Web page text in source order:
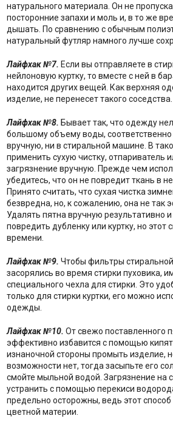
натурального материала. Он не
посторонние запахи и моль и, в то же
дышать. По сравнению с обычным
натуральный футляр намного лучше
Лайфхак №7. Если вы отправляете в
нейлоновую куртку, то вместе с ней в
находится других вещей. Как верхняя
изделие, не перенесет такого соседства.
Лайфхак №8. Бывает так, что одежду
большому объему воды, соответственно
вручную, ни в стиральной машине. В
применить сухую чистку, отпариватель
загрязнение вручную. Прежде чем
убедитесь, что он не повредит ткань в
Принято считать, что сухая чистка
безвредна, но, к сожалению, она не так
Удалять пятна вручную результативно
повредить дубленку или куртку, но этот
времени.
Лайфхак №9. Чтобы фильтры
засорялись во время стирки пуховика,
специального чехла для стирки. Это
только для стирки куртки, его можно
одежды.
Лайфхак №10. От свежо поставленного
эффективно избавится с помощью
изнаночной стороны промыть изделие,
возможности нет, тогда засыпьте его
смойте мыльной водой. Загрязнение на
устранить с помощью перекиси
предельно осторожны, ведь этот
цветной материи.